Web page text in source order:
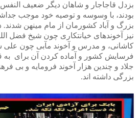
بزدل قاجاجار و شاهان دیگر ضعیف النفس
بودند، با وسوسه و توصیه خود موجب
بزرگ و آباد کشورمان از مام مینهن
نیز آخوندهای خیانتکاری چون شیخ فضل
کاشانی، و مدرس و آخوند مآبی چون علی
فرسایش کشور و آماده کردن آن برای
جلاد و چندین هزار آخوند فرومایه و بی
بزرگی داشته اند.